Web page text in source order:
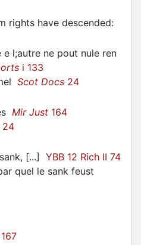
rights have descended:
l;autre ne pout nule ren
i 133
Scot Docs 24
Mir Just 164
24
[...] YBB 12 Rich II 74
quel le sank feust